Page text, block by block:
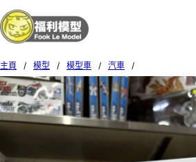
主頁 / 模型 / 模型車 / 汽車
/
Tamiya 1/24 NISSAN SKYLINE GTR V.SPEC 24145